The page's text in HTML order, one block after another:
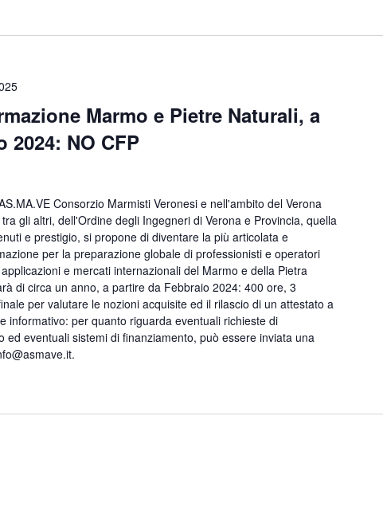
Marmo e Pietre Naturali, a
2024: NO CFP
Consorzio Marmisti Veronesi e nell'ambito del Verona
gli altri, dell'Ordine degli Ingegneri di Verona e Provincia, quella
e prestigio, si propone di diventare la più articolata e
per la preparazione globale di professionisti e operatori
e mercati internazionali del Marmo e della Pietra
di circa un anno, a partire da Febbraio 2024: 400 ore, 3
per valutare le nozioni acquisite ed il rilascio di un attestato a
informativo: per quanto riguarda eventuali richieste di
ed eventuali sistemi di finanziamento, può essere inviata una